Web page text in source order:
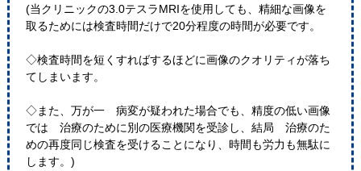
(当クリニックの3.0テスラMRIを使用しても、精細な画像を
取るためには検査時間だけで20分程度の時間が必要です。
◇検査時間を短くすればするほどに画像のクオリティが落ち
てしまいます。
◇また、万が一 病変が疑われた場合でも、精度の低い画像
では 治療のために別の医療機関を受診し、結局 治療のた
めの再度同じ検査を受けることになり、時間も労力も無駄に
します。)